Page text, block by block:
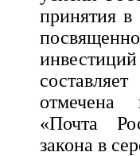
принятия в
отмечена
«Почта
закона в